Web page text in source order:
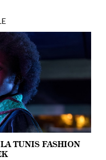
TUNIS FASHION